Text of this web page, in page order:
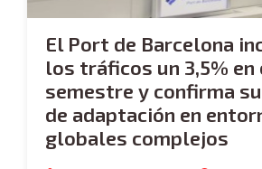
El Port de Barcelona
los tráficos un 3,5%
semestre y confirma
de adaptación en
globales complejos